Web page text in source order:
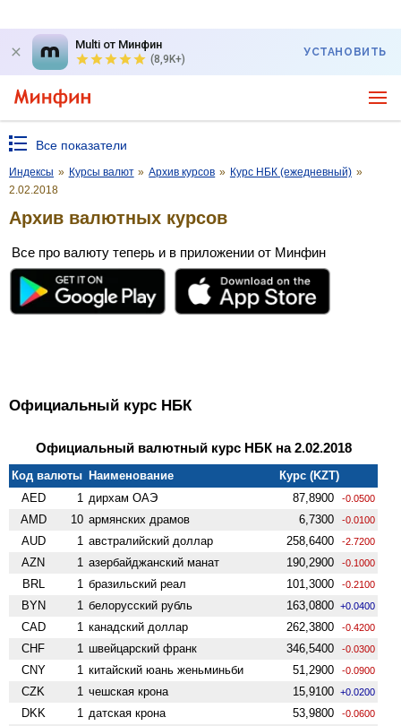
Multi от Минфин
(8,9K+)
УСТАНОВИТЬ
Все показатели
Индексы » Курсы валют » Архив курсов » Курс НБК (ежедневный) »
2.02.2018
Архив валютных курсов
Все про валюту теперь и в приложении от Минфин
Официальный курс НБК
Официальный валютный курс НБК на 2.02.2018
Код валюты Наименование
Курс (KZT)
AED
1 дирхам ОАЭ 87,8900 -0.0500
AMD 10 армянских драмов 6,7300 -0.0100
AUD 1 австралийский доллар 258,6400 -2.7200
AZN 1 азербайджанский манат 190,2900 -0.1000
BRL 1 бразильский реал 101,3000 -0.2100
BYN 1 белорусский рубль 163,0800 +0.0400
CAD 1 канадский доллар 262,3800 -0.4200
CHF 1 швейцарский франк 346,5400 -0.0300
CNY 1 китайский юань женьминьби 51,2900 -0.0900
CZK 1 чешская крона 15,9100 +0.0200
DKK 1 датская крона 53,9800 -0.0600